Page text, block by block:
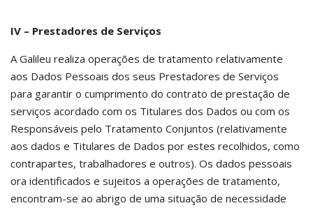
IV – Prestadores de Serviços
A Galileu realiza operações de tratamento relativamente
aos Dados Pessoais dos seus Prestadores de Serviços
para garantir o cumprimento do contrato de prestação de
serviços acordado com os Titulares dos Dados ou com os
Responsáveis pelo Tratamento Conjuntos (relativamente
aos dados e Titulares de Dados por estes recolhidos, como
contrapartes, trabalhadores e outros). Os dados pessoais
ora identificados e sujeitos a operações de tratamento,
encontram-se ao abrigo de uma situação de necessidade